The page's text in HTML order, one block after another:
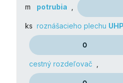
m potrubia
ks roznášacieho plechu
cestný rozdeľovač